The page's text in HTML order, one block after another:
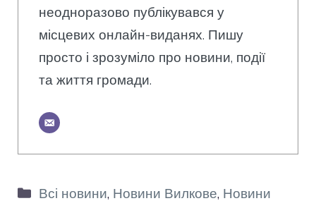
неодноразово публікувався у
місцевих онлайн-виданях. Пишу
просто і зрозуміло про новини, події
та життя громади.
Категорії
Всі новини, Новини Вилкове, Новини